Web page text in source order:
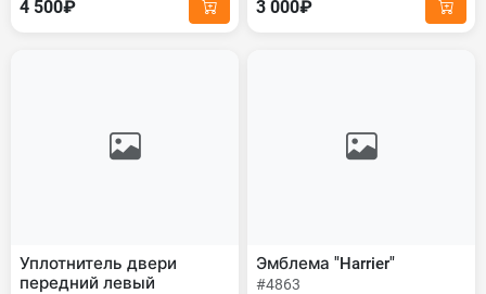
4 500₽ 3 000₽
Уплотнитель двери
передний левый
Эмблема "Harrier"
#4863